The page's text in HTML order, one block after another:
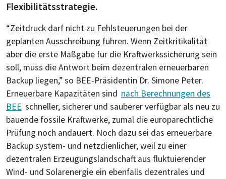
Flexibilitätsstrategie.
“Zeitdruck darf nicht zu Fehlsteuerungen bei der
geplanten Ausschreibung führen. Wenn Zeitkritikalität
aber die erste Maßgabe für die Kraftwerkssicherung sein
soll, muss die Antwort beim dezentralen erneuerbaren
Backup liegen,” so BEE-Präsidentin Dr. Simone Peter.
Erneuerbare Kapazitäten sind nach Berechnungen des
BEE schneller, sicherer und sauberer verfügbar als neu zu
bauende fossile Kraftwerke, zumal die europarechtliche
Prüfung noch andauert. Noch dazu sei das erneuerbare
Backup system- und netzdienlicher, weil zu einer
dezentralen Erzeugungslandschaft aus fluktuierender
Wind- und Solarenergie ein ebenfalls dezentrales und